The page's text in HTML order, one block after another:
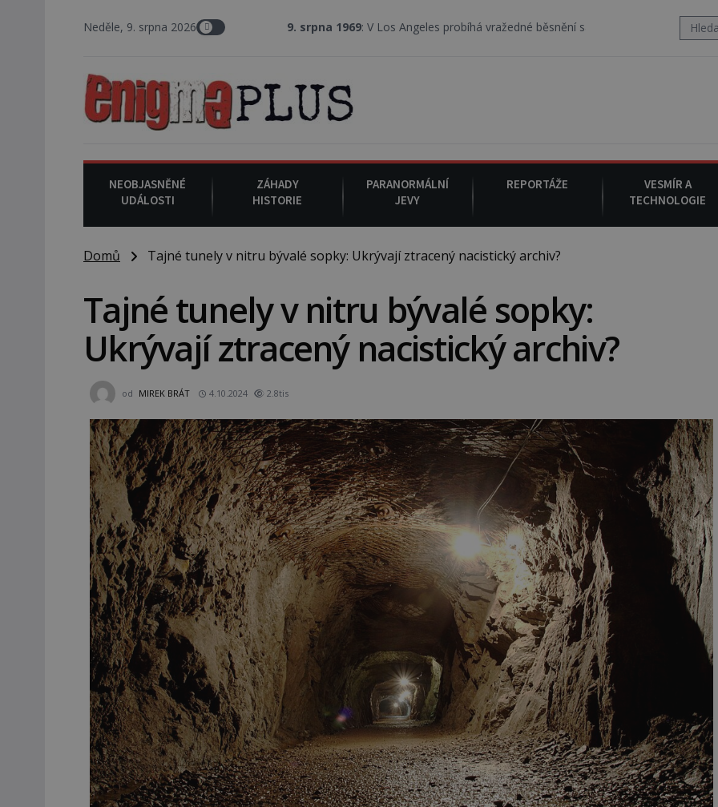
Neděle, 9. srpna 20269. srpna 1969 : V Los Angeles probíhá vražedné běsnění satanistického gangu vedeného
NEOBJASNĚNÉ
UDÁLOSTI
ZÁHADY
HISTORIE
PARANORMÁLNÍ
JEVY
REPORTÁŽE
VESMÍR A
TECHNOLOGIE
Domů Tajné tunely v nitru bývalé sopky: Ukrývají ztracený nacistický archiv?
Tajné tunely v nitru bývalé sopky:
Ukrývají ztracený nacistický archiv?
od MIREK BRÁT 4.10.2024 2.8tis